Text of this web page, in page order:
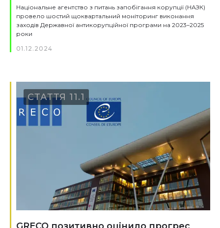
Національне агентство з питань запобігання корупції (НАЗК)
провело шостий щоквартальний моніторинг виконання
заходів Державної антикорупційної програми на 2023–2025
роки
01.12.2024
СТАТТЯ 11.1
GRECO позитивно оцінило прогрес